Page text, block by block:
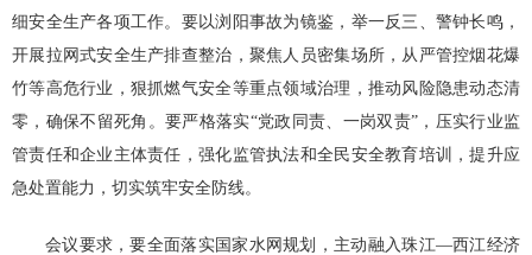
细安全生产各项工作。要以浏阳事故为镜鉴，举一反三、警钟长鸣，
开展拉网式安全生产排查整治，聚焦人员密集场所，从严管控烟花爆
竹等高危行业，狠抓燃气安全等重点领域治理，推动风险隐患动态清
零，确保不留死角。要严格落实“党政同责、一岗双责”，压实行业监
管责任和企业主体责任，强化监管执法和全民安全教育培训，提升应
急处置能力，切实筑牢安全防线。
会议要求，要全面落实国家水网规划，主动融入珠江—西江经济